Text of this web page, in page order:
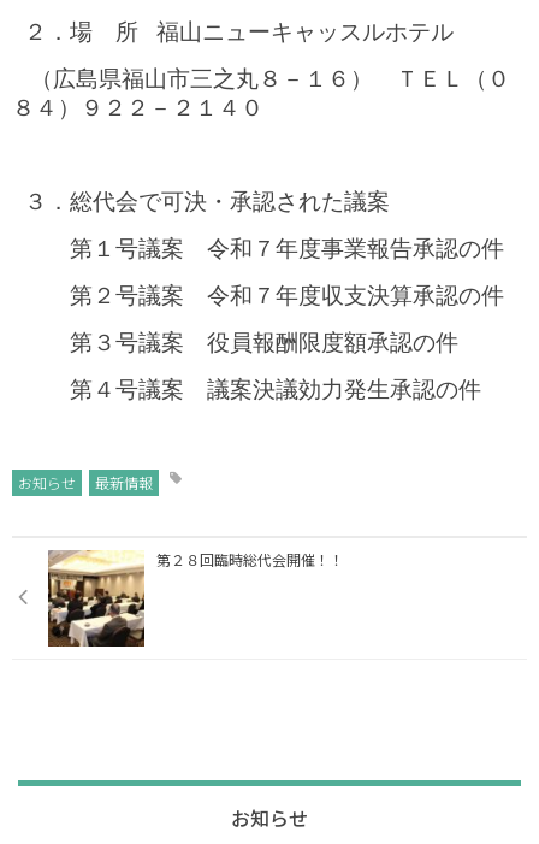
２．場 所 福山ニューキャッスルホテル
（広島県福山市三之丸８－１６） ＴＥＬ（０
８４）９２２－２１４０
３．総代会で可決・承認された議案
第１号議案 令和７年度事業報告承認の件
第２号議案 令和７年度収支決算承認の件
第３号議案 役員報酬限度額承認の件
第４号議案 議案決議効力発生承認の件
お知らせ 最新情報
第２８回臨時総代会開催！！
お知らせ